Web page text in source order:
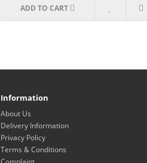
ADD TO CART
Information
About Us
Delivery Information
Privacy Policy
Terms & Conditions